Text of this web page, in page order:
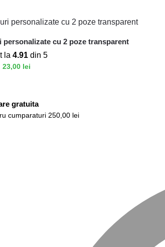
personalizate cu 2 poze transparent
la 4.91din 5
23,00 lei
gratuita
cumparaturi 250,00 lei